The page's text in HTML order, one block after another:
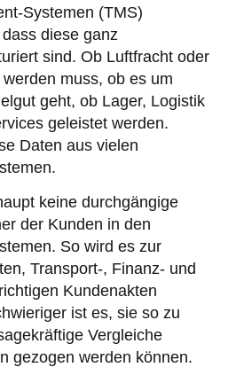
Systemen (TMS)
diese ganz
sind. Ob Luftfracht oder
muss, ob es um
geht, ob Lager, Logistik
geleistet werden.
Daten aus vielen
keine durchgängige
der Kunden in den
So wird es zur
Transport-, Finanz- und
Kundenakten
ist es, sie so zu
Vergleiche
gezogen werden können.